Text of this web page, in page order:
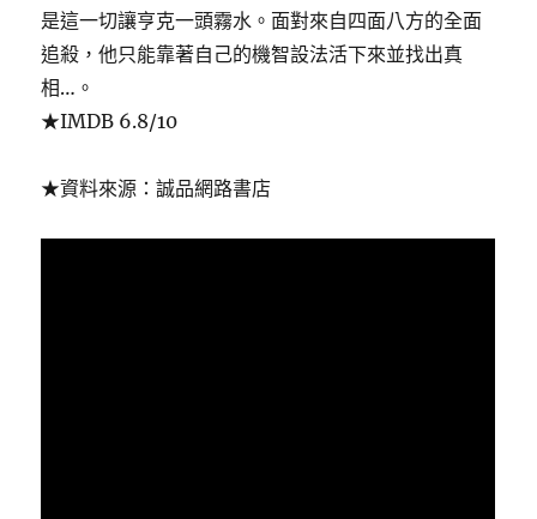
是這一切讓亨克一頭霧水。面對來自四面八方的全面
追殺，他只能靠著自己的機智設法活下來並找出真
相…。
★IMDB 6.8/10
★資料來源：誠品網路書店